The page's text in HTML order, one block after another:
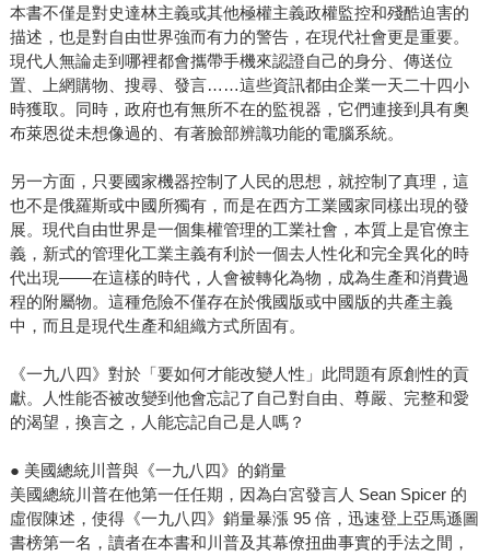
本書不僅是對史達林主義或其他極權主義政權監控和殘酷迫害的
描述，也是對自由世界強而有力的警告，在現代社會更是重要。
現代人無論走到哪裡都會攜帶手機來認證自己的身分、傳送位
置、上網購物、搜尋、發言……這些資訊都由企業一天二十四小
時獲取。同時，政府也有無所不在的監視器，它們連接到具有奧
布萊恩從未想像過的、有著臉部辨識功能的電腦系統。
另一方面，只要國家機器控制了人民的思想，就控制了真理，這
也不是俄羅斯或中國所獨有，而是在西方工業國家同樣出現的發
展。現代自由世界是一個集權管理的工業社會，本質上是官僚主
義，新式的管理化工業主義有利於一個去人性化和完全異化的時
代出現――在這樣的時代，人會被轉化為物，成為生產和消費過
程的附屬物。這種危險不僅存在於俄國版或中國版的共產主義
中，而且是現代生產和組織方式所固有。
《一九八四》對於「要如何才能改變人性」此問題有原創性的貢
獻。人性能否被改變到他會忘記了自己對自由、尊嚴、完整和愛
的渴望，換言之，人能忘記自己是人嗎？
● 美國總統川普與《一九八四》的銷量
美國總統川普在他第一任任期，因為白宮發言人 Sean Spicer 的
虛假陳述，使得《一九八四》銷量暴漲 95 倍，迅速登上亞馬遜圖
書榜第一名，讀者在本書和川普及其幕僚扭曲事實的手法之間，